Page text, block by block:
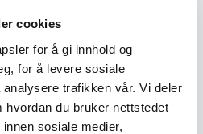
cookies
for å gi innhold og
for å levere sosiale
trafikken vår. Vi deler
hvordan du bruker nettstedet
sosiale medier,
i England.
Camera Model D
by Kodak Limited"